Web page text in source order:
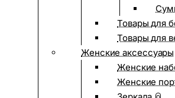
Товары для
Товары для
Женские аксессуары
Женские
Женские